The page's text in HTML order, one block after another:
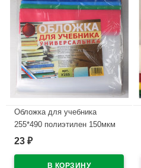
Обложка для учебника
255*490 полиэтилен 150мкм
универсальная М арт У 255
23 ₽